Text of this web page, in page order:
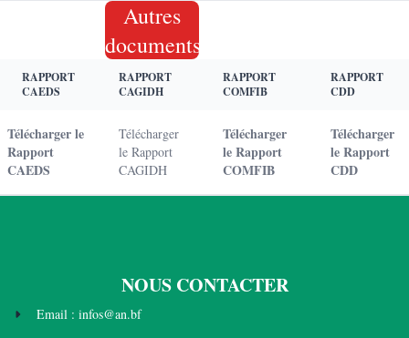
Autres
documents
RAPPORT
CAEDS
RAPPORT
CAGIDH
RAPPORT
COMFIB
RAPPORT
CDD
Télécharger le
Rapport
CAEDS
Télécharger
le Rapport
CAGIDH
Télécharger
le Rapport
COMFIB
Télécharger
le Rapport
CDD
NOUS CONTACTER
Email : infos@an.bf